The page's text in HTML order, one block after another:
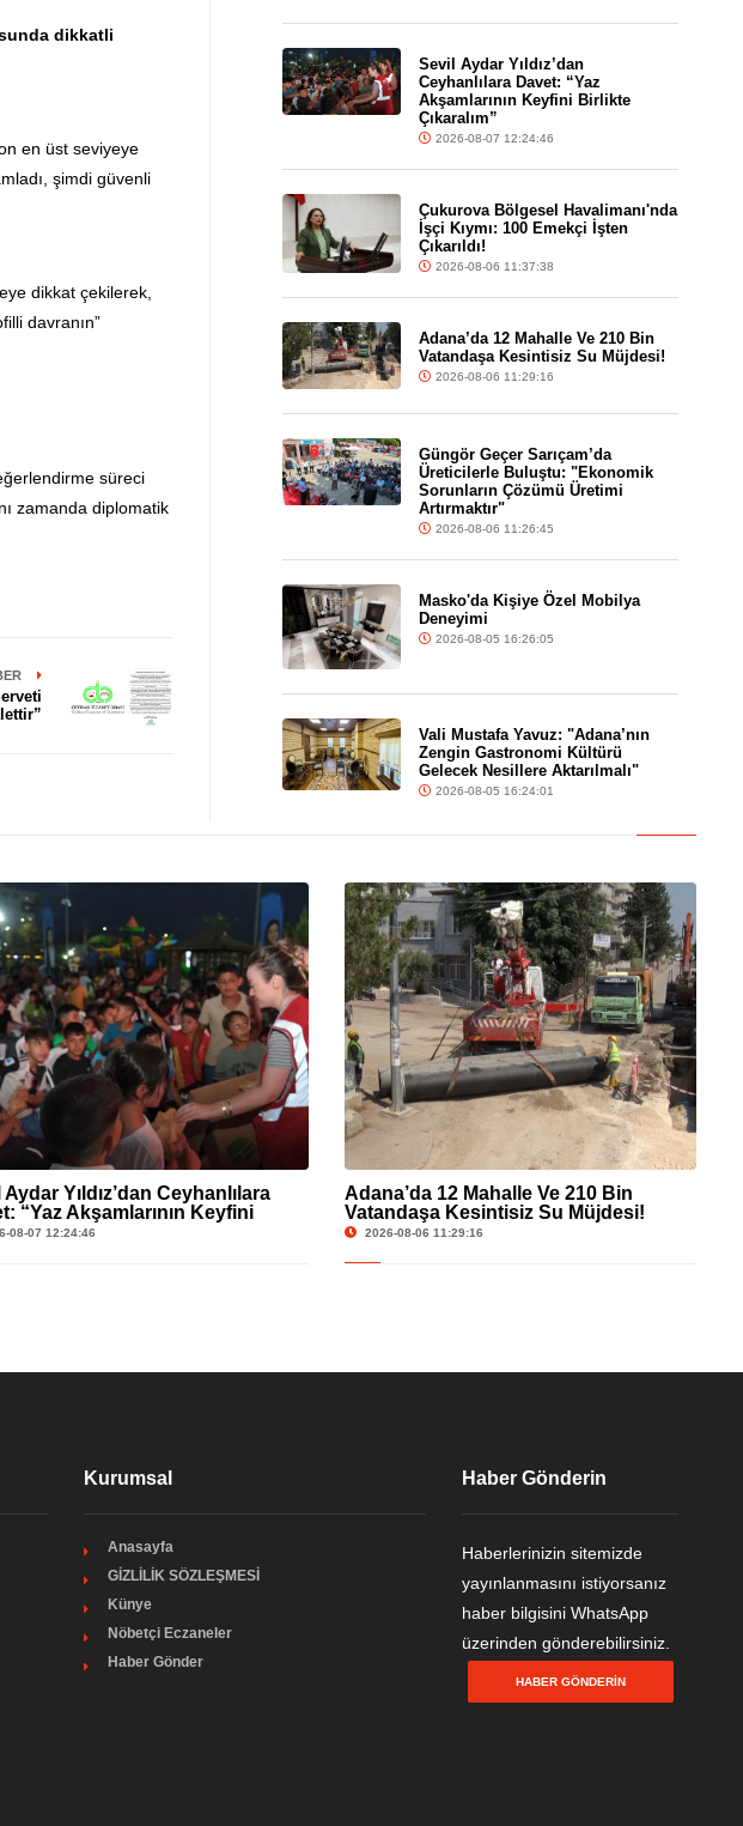
dikkatli
en üst seviyeye
şimdi güvenli
dikkat çekilerek,
davranın”
süreci
zamanda diplomatik
Sevil Aydar Yıldız’dan
Ceyhanlılara Davet: “Yaz
Akşamlarının Keyfini Birlikte
Çıkaralım”
2026-08-07 12:24:46
Çukurova Bölgesel Havalimanı'nda
İşçi Kıymı: 100 Emekçi İşten
Çıkarıldı!
2026-08-06 11:37:38
Adana’da 12 Mahalle Ve 210 Bin
Vatandaşa Kesintisiz Su Müjdesi!
2026-08-06 11:29:16
Güngör Geçer Sarıçam’da
Üreticilerle Buluştu: "Ekonomik
Sorunların Çözümü Üretimi
Artırmaktır"
2026-08-06 11:26:45
Masko'da Kişiye Özel Mobilya
Deneyimi
2026-08-05 16:26:05
Vali Mustafa Yavuz: "Adana’nın
Zengin Gastronomi Kültürü
Gelecek Nesillere Aktarılmalı"
2026-08-05 16:24:01
Yıldız’dan Ceyhanlılara
“Yaz Akşamlarının Keyfini
Çıkaralım”
08-07 12:24:46
Adana’da 12 Mahalle Ve 210 Bin
Vatandaşa Kesintisiz Su Müjdesi!
2026-08-06 11:29:16
Kurumsal
Anasayfa
GİZLİLİK SÖZLEŞMESİ
Künye
Nöbetçi Eczaneler
Haber Gönder
Haber Gönderin
Haberlerinizin sitemizde
yayınlanmasını istiyorsanız
haber bilgisini WhatsApp
üzerinden gönderebilirsiniz.
HABER GÖNDERIN